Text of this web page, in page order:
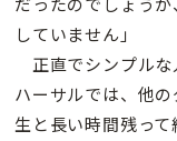
していません」
正直でシンプルな
ハーサルでは、他
生と長い時間残っ